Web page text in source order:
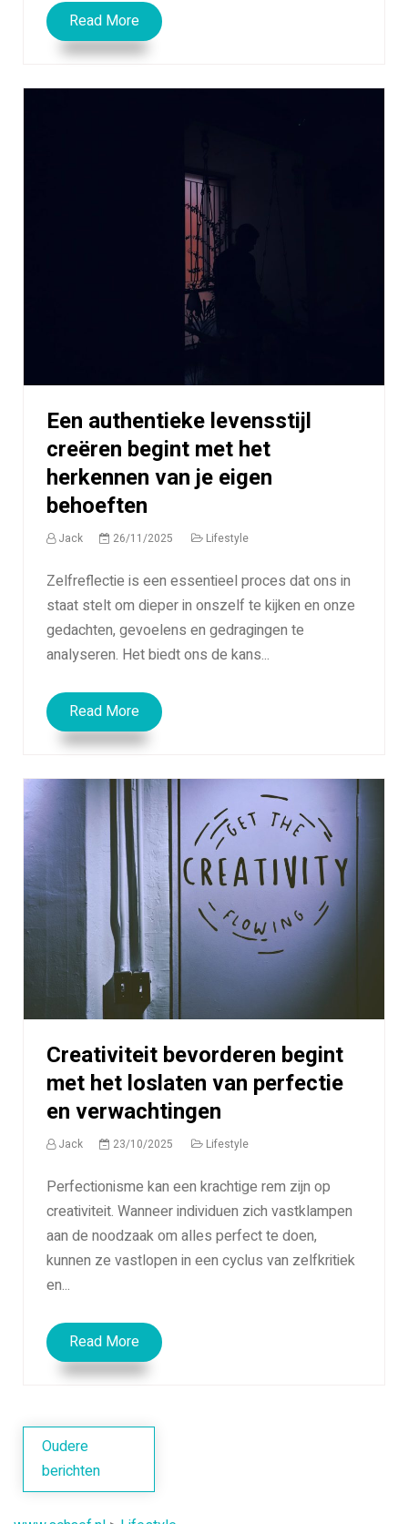
Read More
Een authentieke levensstijl
creëren begint met het
herkennen van je eigen
behoeften
Jack 26/11/2025 Lifestyle
Zelfreflectie is een essentieel proces dat ons in
staat stelt om dieper in onszelf te kijken en onze
gedachten, gevoelens en gedragingen te
analyseren. Het biedt ons de kans...
Read More
Creativiteit bevorderen begint
met het loslaten van perfectie
en verwachtingen
Jack 23/10/2025 Lifestyle
Perfectionisme kan een krachtige rem zijn op
creativiteit. Wanneer individuen zich vastklampen
aan de noodzaak om alles perfect te doen,
kunnen ze vastlopen in een cyclus van zelfkritiek
en...
Read More
Berichtennavigatie
Oudere
berichten